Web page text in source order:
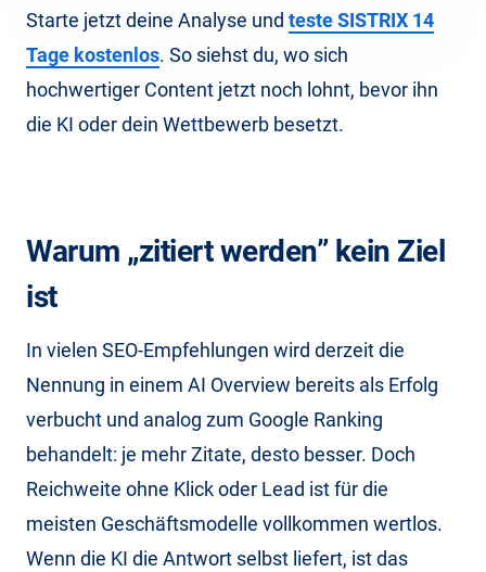
Starte jetzt deine Analyse und teste SISTRIX 14
Tage kostenlos. So siehst du, wo sich
hochwertiger Content jetzt noch lohnt, bevor ihn
die KI oder dein Wettbewerb besetzt.
Warum „zitiert werden” kein Ziel
ist
In vielen SEO-Empfehlungen wird derzeit die
Nennung in einem AI Overview bereits als Erfolg
verbucht und analog zum Google Ranking
behandelt: je mehr Zitate, desto besser. Doch
Reichweite ohne Klick oder Lead ist für die
meisten Geschäftsmodelle vollkommen wertlos.
Wenn die KI die Antwort selbst liefert, ist das